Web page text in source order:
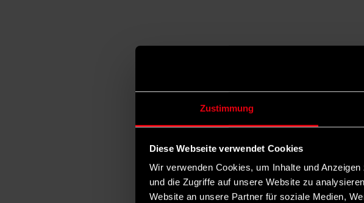
Zustimmung
Diese Webseite verwendet Cookies
Wir verwenden Cookies, um Inhalte und
und die Zugriffe auf unsere Website zu
Website an unsere Partner für soziale Medien,